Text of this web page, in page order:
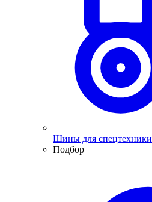
Шины для спецтехники
Подбор